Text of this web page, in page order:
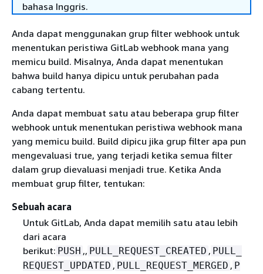
bahasa Inggris.
Anda dapat menggunakan grup filter webhook untuk
menentukan peristiwa GitLab webhook mana yang
memicu build. Misalnya, Anda dapat menentukan
bahwa build hanya dipicu untuk perubahan pada
cabang tertentu.
Anda dapat membuat satu atau beberapa grup filter
webhook untuk menentukan peristiwa webhook mana
yang memicu build. Build dipicu jika grup filter apa pun
mengevaluasi true, yang terjadi ketika semua filter
dalam grup dievaluasi menjadi true. Ketika Anda
membuat grup filter, tentukan:
Sebuah acara
Untuk GitLab, Anda dapat memilih satu atau lebih
dari acara
berikut: PUSH ,, PULL_REQUEST_CREATED , PULL_
REQUEST_UPDATED , PULL_REQUEST_MERGED , P